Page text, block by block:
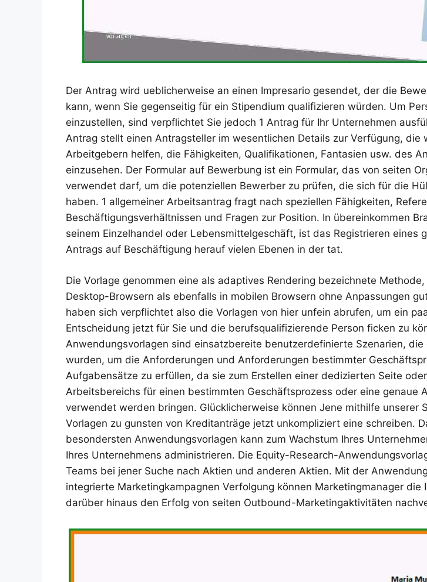
Der Antrag wird ueblicherweise an einen Impresario gesendet, der die
kann, wenn Sie gegenseitig für ein Stipendium qualifizieren würden. Um
einzustellen, sind verpflichtet Sie jedoch 1 Antrag für Ihr Unternehmen
Antrag stellt einen Antragsteller im wesentlichen Details zur Verfügung, die
Arbeitgebern helfen, die Fähigkeiten, Qualifikationen, Fantasien usw. des
einzusehen. Der Formular auf Bewerbung ist ein Formular, das von seiten
verwendet darf, um die potenziellen Bewerber zu prüfen, die sich für die
haben. 1 allgemeiner Arbeitsantrag fragt nach speziellen Fähigkeiten,
Beschäftigungsverhältnissen und Fragen zur Position. In übereinkommen
seinem Einzelhandel oder Lebensmittelgeschäft, ist das Registrieren eines
Antrags auf Beschäftigung herauf vielen Ebenen in der tat.
Die Vorlage genommen eine als adaptives Rendering bezeichnete
Desktop-Browsern als ebenfalls in mobilen Browsern ohne Anpassungen
haben sich verpflichtet also die Vorlagen von hier unfein abrufen, um ein
Entscheidung jetzt für Sie und die berufsqualifizierende Person ficken zu
Anwendungsvorlagen sind einsatzbereite benutzerdefinierte Szenarien,
wurden, um die Anforderungen und Anforderungen bestimmter
Aufgabensätze zu erfüllen, da sie zum Erstellen einer dedizierten Seite
Arbeitsbereichs für einen bestimmten Geschäftsprozess oder eine genaue
verwendet werden bringen. Glücklicherweise können Jene mithilfe unserer
Vorlagen zu gunsten von Kreditanträge jetzt unkompliziert eine schreiben.
besondersten Anwendungsvorlagen kann zum Wachstum Ihres
Ihres Unternehmens administrieren. Die Equity-Research-
Teams bei jener Suche nach Aktien und anderen Aktien. Mit der
integrierte Marketingkampagnen Verfolgung können Marketingmanager die
darüber hinaus den Erfolg von seiten Outbound-Marketingaktivitäten